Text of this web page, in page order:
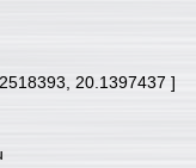
20.1397437 ]